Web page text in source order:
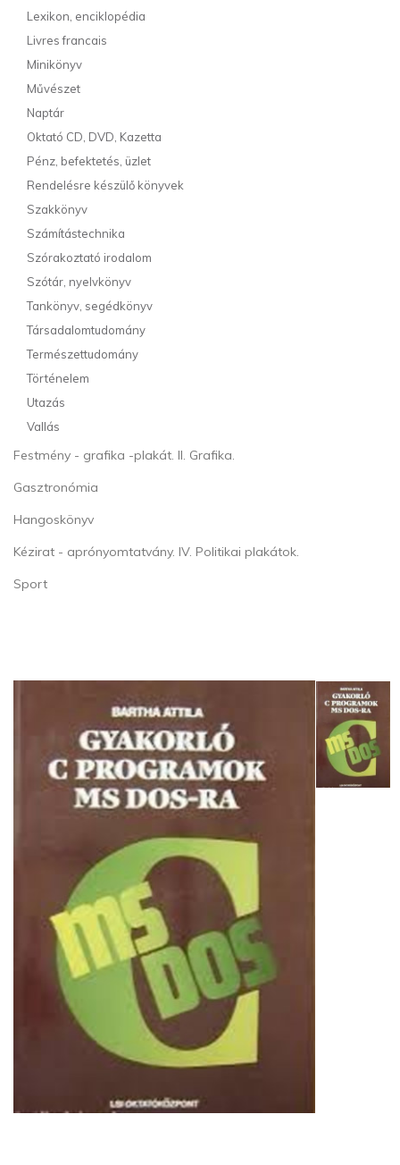
Lexikon, enciklopédia
Livres francais
Minikönyv
Művészet
Naptár
Oktató CD, DVD, Kazetta
Pénz, befektetés, üzlet
Rendelésre készülő könyvek
Szakkönyv
Számítástechnika
Szórakoztató irodalom
Szótár, nyelvkönyv
Tankönyv, segédkönyv
Társadalomtudomány
Természettudomány
Történelem
Utazás
Vallás
Festmény - grafika -plakát. II. Grafika.
Gasztronómia
Hangoskönyv
Kézirat - aprónyomtatvány. IV. Politikai plakátok.
Sport